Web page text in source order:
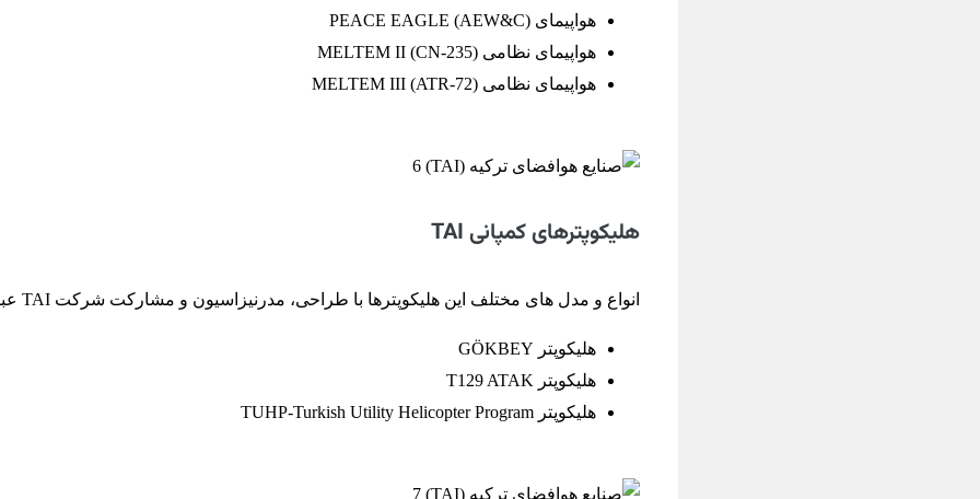
هواپیمای PEACE EAGLE (AEW&C)
هواپیمای نظامی MELTEM II (CN-235)
هواپیمای نظامی MELTEM III (ATR-72)
هلیکوپترهای کمپانی TAI
انواع و مدل های مختلف این هلیکوپترها با طراحی، مدرنیزاسیون و مشارکت شرکت TAI عبارتند از:
هلیکوپتر GÖKBEY
هلیکوپتر T129 ATAK
هلیکوپتر TUHP-Turkish Utility Helicopter Program